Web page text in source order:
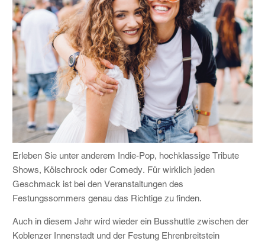
Erleben Sie unter anderem Indie-Pop, hochklassige Tribute
Shows, Kölschrock oder Comedy. Für wirklich jeden
Geschmack ist bei den Veranstaltungen des
Festungssommers genau das Richtige zu finden.
Auch in diesem Jahr wird wieder ein Busshuttle zwischen der
Koblenzer Innenstadt und der Festung Ehrenbreitstein